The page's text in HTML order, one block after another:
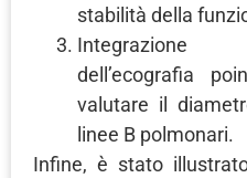
stabilità della
Integrazione
dell’ecografia
valutare il
linee B polmonari.
Infine, è stato